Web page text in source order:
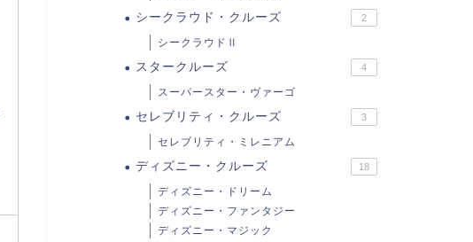
シークラウド・クルーズ 2
シークラウドⅡ
スタークルーズ 4
スーパースター・ヴァーゴ
セレブリティ・クルーズ 3
セレブリティ・ミレニアム
ディズニー・クルーズ 18
ディズニー・ドリーム
ディズニー・ファンタジー
ディズニー・マジック